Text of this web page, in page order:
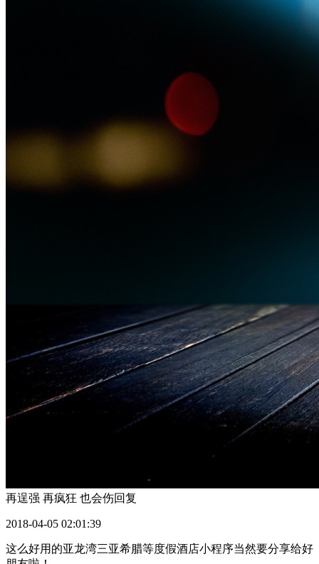
再逞强 再疯狂 也会伤回复
2018-04-05 02:01:39
这么好用的亚龙湾三亚希腊等度假酒店小程序当然要分享给好